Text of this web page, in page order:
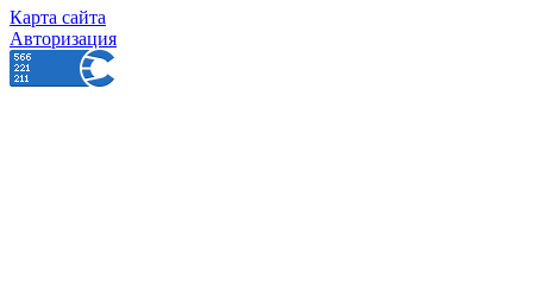
Карта сайта
Авторизация